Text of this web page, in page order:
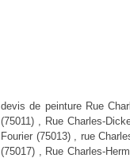
devis de peinture Rue
(75011) , Rue Charles-
Fourier (75013) , rue
(75017) , Rue Charles-